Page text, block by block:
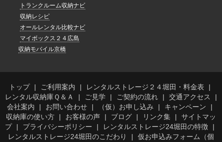
トランクルーム収納ナビ
収納レシピ
オールレンタル比較ナビ
マイボックス２４広島
収納モバイル京橋
トップ ご利用案内
レンタルストレージ２４堀田・料金表
レンタル収納庫Ｑ＆Ａ
ご見学 ご契約の流れ
交通アクセス
会社案内
お問い合わせ （仮）お申し込み
キャンペーン
収納庫の使い方
お客様の声 ブログ リンク集
サイトマッ
プ
プライバシーポリシー
レンタルストレージ24堀田の特徴
レンタルストレージ24堀田のこだわり
仮お申込みフォーム（個